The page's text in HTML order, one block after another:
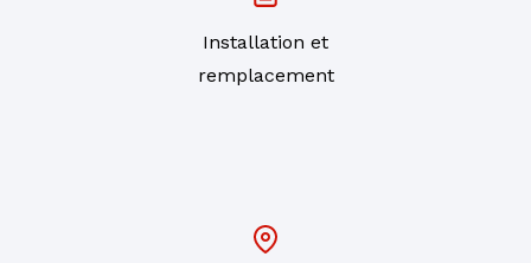
Installation et
remplacement